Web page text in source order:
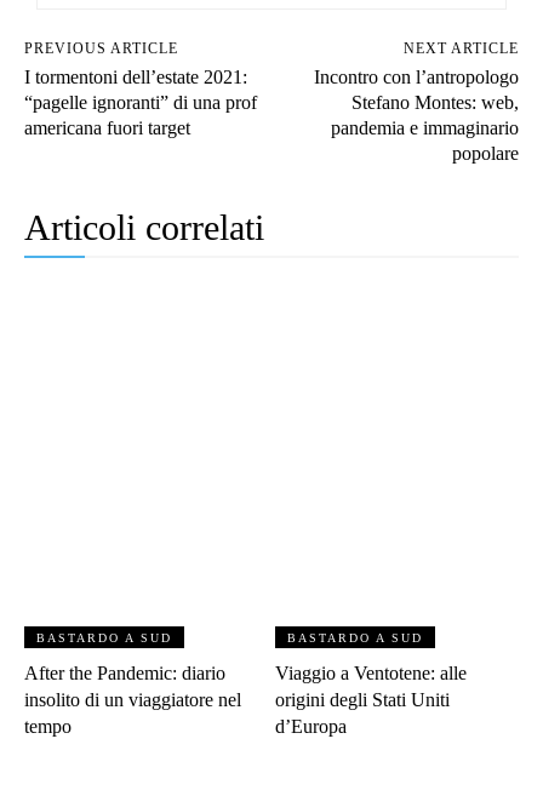
PREVIOUS ARTICLE
I tormentoni dell’estate 2021:
“pagelle ignoranti” di una prof
americana fuori target
NEXT ARTICLE
Incontro con l’antropologo
Stefano Montes: web,
pandemia e immaginario
popolare
Articoli correlati
BASTARDO A SUD
After the Pandemic: diario
insolito di un viaggiatore nel
tempo
BASTARDO A SUD
Viaggio a Ventotene: alle
origini degli Stati Uniti
d’Europa